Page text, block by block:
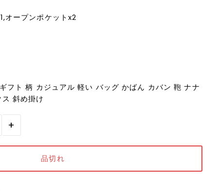
オープンポケットx2
フト 柄 カジュアル 軽い バッグ かばん カバン 鞄 ナナ
斜め掛け
+